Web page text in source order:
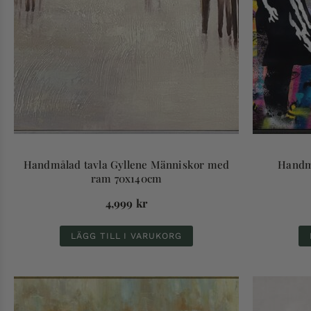
Handmålad tavla Gyllene Människor med
ram 70x140cm
4,999 kr
LÄGG TILL I VARUKORG